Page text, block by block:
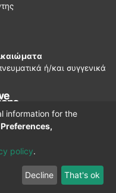
ή/και συγγενικά
Implementation ELiDOC
information for the
policy.
Decline That's ok